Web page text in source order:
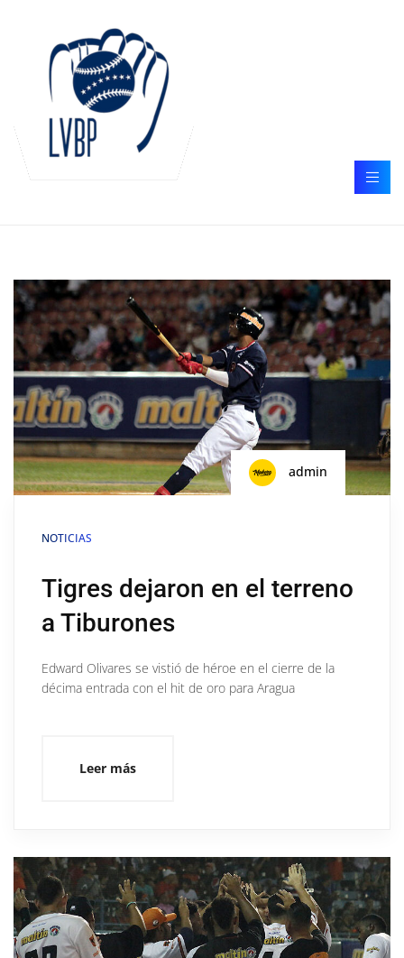
admin
NOTICIAS
Tigres dejaron en el terreno
a Tiburones
Edward Olivares se vistió de héroe en el cierre de la
décima entrada con el hit de oro para Aragua
Leer más